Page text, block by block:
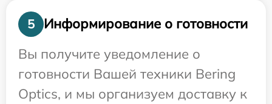
5
Информирование о готовности
Вы получите уведомление о
готовности Вашей техники Bering
Optics, и мы организуем доставку к